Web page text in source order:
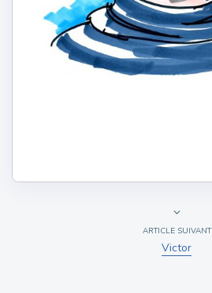
ARTICLE SUIVANT
Victor